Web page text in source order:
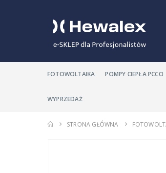
FOTOWOLTAIKA POMPY CIEPŁA PCCO
WYPRZEDAŻ
STRONA GŁÓWNA